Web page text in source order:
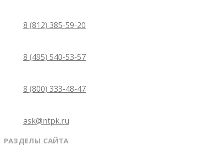
8 (812) 385-59-20
8 (495) 540-53-57
8 (800) 333-48-47
ask@ntpk.ru
РАЗДЕЛЫ САЙТА